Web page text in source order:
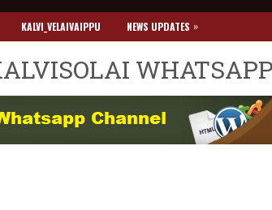
KALVI_VELAIVAIPPU NEWS UPDATES »
WHATSAPP